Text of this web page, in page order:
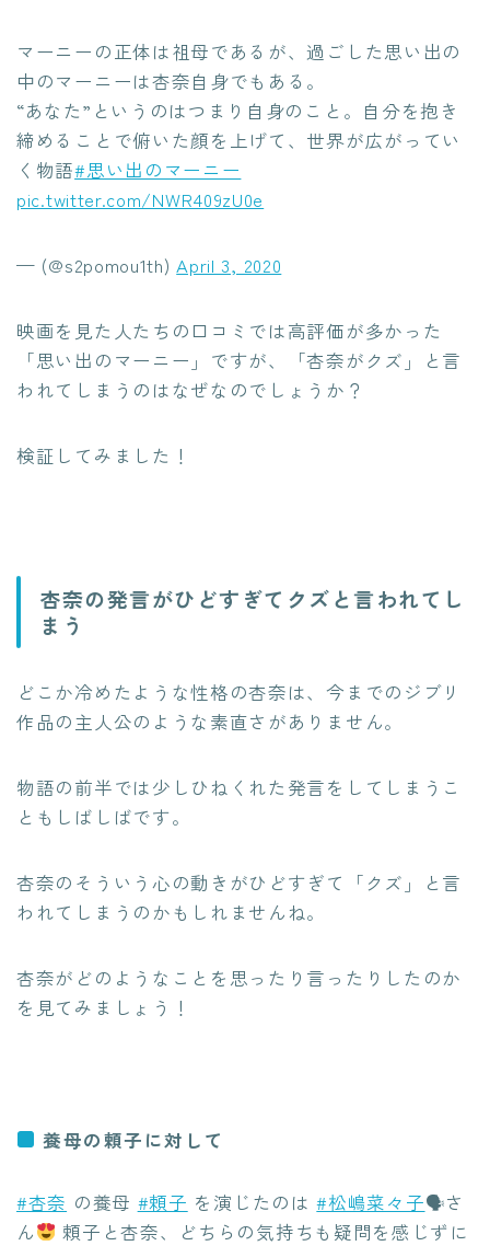
マーニーの正体は祖母であるが、過ごした思い出の
中のマーニーは杏奈自身でもある。
“あなた”というのはつまり自身のこと。自分を抱き
締めることで俯いた顔を上げて、世界が広がってい
く物語#思い出のマーニー
pic.twitter.com/NWR409zU0e
— (@s2pomou1th)April 3, 2020
映画を見た人たちの口コミでは高評価が多かった
「思い出のマーニー」ですが、「杏奈がクズ」と言
われてしまうのはなぜなのでしょうか？
検証してみました！
杏奈の発言がひどすぎてクズと言われてし
まう
どこか冷めたような性格の杏奈は、今までのジブリ
作品の主人公のような素直さがありません。
物語の前半では少しひねくれた発言をしてしまうこ
ともしばしばです。
杏奈のそういう心の動きがひどすぎて「クズ」と言
われてしまうのかもしれませんね。
杏奈がどのようなことを思ったり言ったりしたのか
を見てみましょう！
養母の頼子に対して
#杏奈 の養母 #頼子 を演じたのは#松嶋菜々子🗣さ
ん
頼子と杏奈、どちらの気持ちも疑問を感じずに